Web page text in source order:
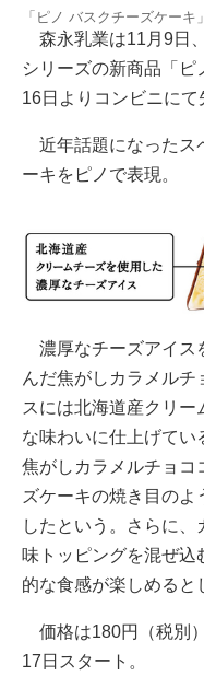
「ピノ バスクチーズケーキ
森永乳業は11月9日
シリーズの新商品「ピ
16日よりコンビニにて
近年話題になったス
ーキをピノで表現。
濃厚なチーズアイス
んだ焦がしカラメルチ
スには北海道産クリ
な味わいに仕上げてい
焦がしカラメルチョコ
ズケーキの焼き目のよ
したという。さらに
味トッピングを混ぜ込
的な食感が楽しめると
価格は180円（税別
17日スタート。